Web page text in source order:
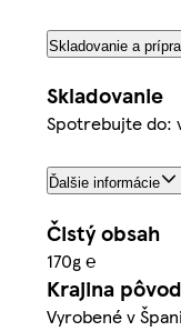
Skladovanie a
Skladovanie
Spotrebujte do:
Ďalšie informácie
Čistý obsah
170g ℮
Krajina
Vyrobené v